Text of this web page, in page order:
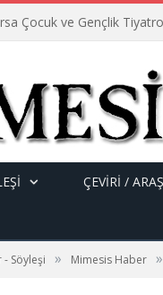
Çocuk ve Gençlik
ÇEVİRİ /
- Söyleşi » Mimesis Haber »